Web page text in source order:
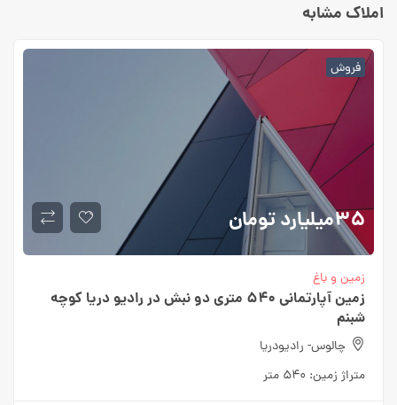
املاک مشابه
فروش
۳۵میلیارد تومان
زمین و باغ
زمین آپارتمانی ۵۴۰ متری دو نبش در رادیو دریا کوچه
شبنم
چالوس- رادیودریا
متراژ زمین: ۵۴۰ متر